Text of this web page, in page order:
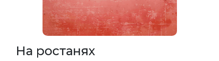
На ростанях